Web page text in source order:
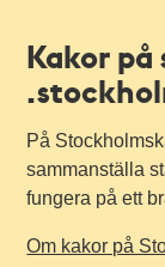
Kakor
På
sammanställa
fungera på ett
Om kakor på